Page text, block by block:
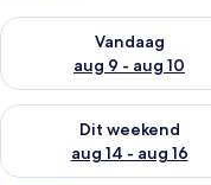
Vandaag
aug 9 - aug 10
De beschikbaarheid
Dit weekend
aug 14 - aug 16
De beschikbaarheid